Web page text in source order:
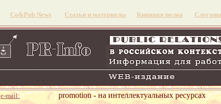
Со&Pub News Статьи и материалы Книжная полка
e-mail:promotion - на интеллектуальных